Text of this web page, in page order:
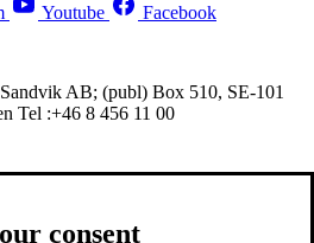
Youtube Facebook
AB; (publ) Box 510, SE-101
Tel :+46 8 456 11 00
consent